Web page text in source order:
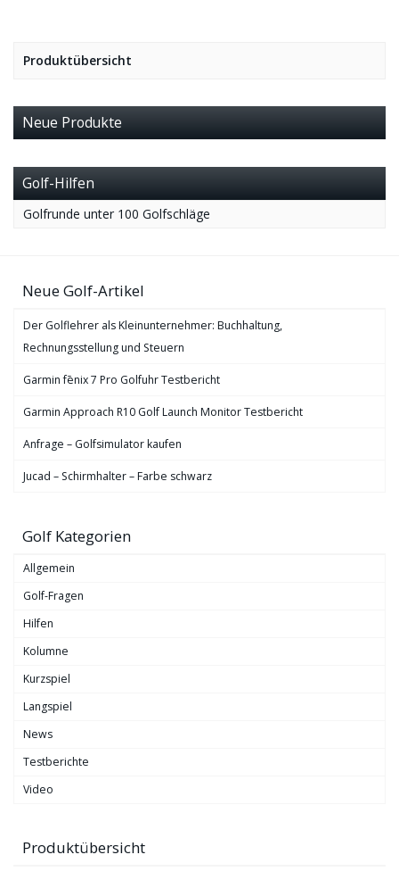
Produktübersicht
Neue Produkte
Golf-Hilfen
Golfrunde unter 100 Golfschläge
Neue Golf-Artikel
Der Golflehrer als Kleinunternehmer: Buchhaltung,
Rechnungsstellung und Steuern
Garmin fēnix 7 Pro Golfuhr Testbericht
Garmin Approach R10 Golf Launch Monitor Testbericht
Anfrage – Golfsimulator kaufen
Jucad – Schirmhalter – Farbe schwarz
Golf Kategorien
Allgemein
Golf-Fragen
Hilfen
Kolumne
Kurzspiel
Langspiel
News
Testberichte
Video
Produktübersicht